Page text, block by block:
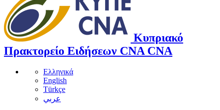
Κυπριακό
Πρακτορείο Ειδήσεων CNA CNA
Ελληνικά
English
Türkçe
عربي